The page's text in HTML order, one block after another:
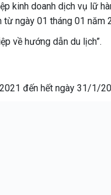
kinh doanh dịch vụ lữ
ngày 01 tháng 01 năm
về hướng dẫn du lịch”.
đến hết ngày 31/1/